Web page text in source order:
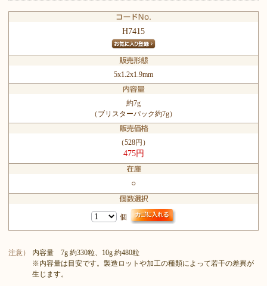
H7415
5x1.2x1.9mm
約7g
（ブリスターパック約7g）
（528円）
475円
○
個
注意）
内容量 7g 約330粒、10g 約480粒
※内容量は目安です。製造ロットや加工の種類によって若干の差異が
生じます。